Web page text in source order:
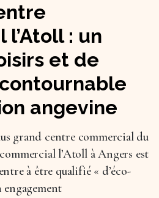
: un
et de
angevine
grand centre commercial du
l’Atoll à Angers est
à être qualifié « d’éco-